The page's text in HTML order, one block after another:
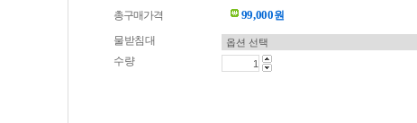
총구매가격 99,000원
물받침대
수량